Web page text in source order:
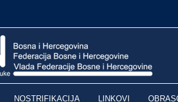
NOSTRIFIKACIJA LINKOVI